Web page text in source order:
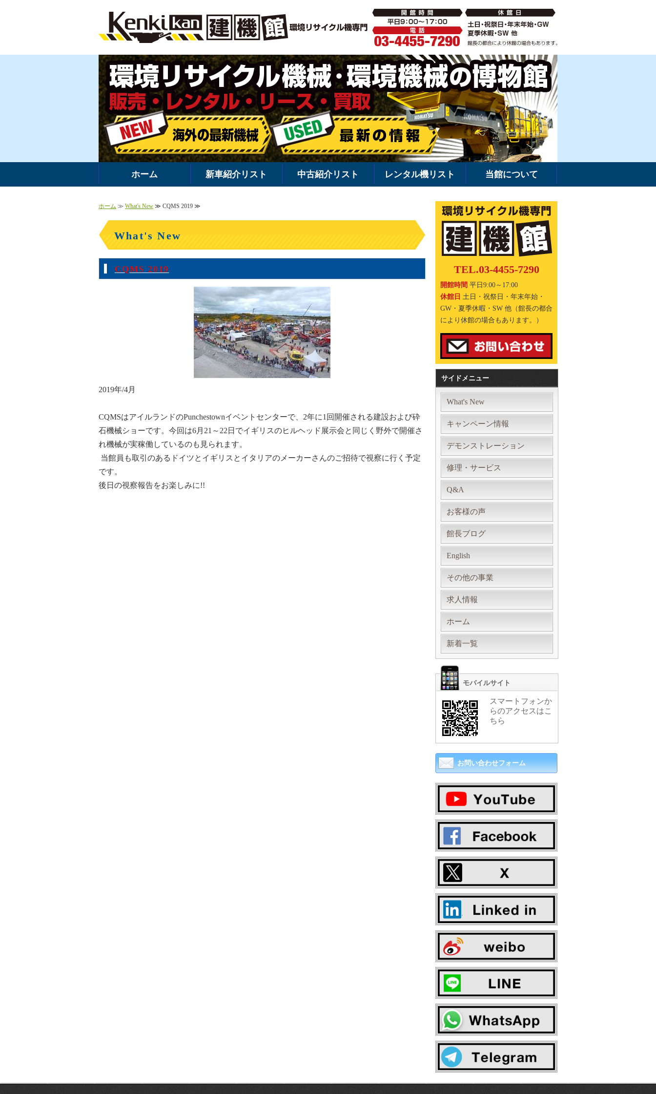
ホーム 新車紹介リスト 中古紹介リスト レンタル機リスト 当館について
ホーム ≫ What's New ≫ CQMS 2019 ≫
What's New
CQMS 2019
2019年/4月
CQMSはアイルランドのPunchestownイベントセンターで、2年に1回開催される建設および砕
石機械ショーです。今回は6月21～22日でイギリスのヒルヘッド展示会と同じく野外で開催さ
れ機械が実稼働しているのも見られます。
当館員も取引のあるドイツとイギリスとイタリアのメーカーさんのご招待で視察に行く予定
です。
後日の視察報告をお楽しみに!!
TEL.03-4455-7290
開館時間 平日9:00～17:00
休館日 土日・祝祭日・年末年始・
GW・夏季休暇・SW 他（館長の都合
により休館の場合もあります。）
サイドメニュー
What's New
キャンペーン情報
デモンストレーション
修理・サービス
Q&A
お客様の声
館長ブログ
English
その他の事業
求人情報
ホーム
新着一覧
モバイルサイト
スマートフォンか
らのアクセスはこ
ちら
お問い合わせフォーム